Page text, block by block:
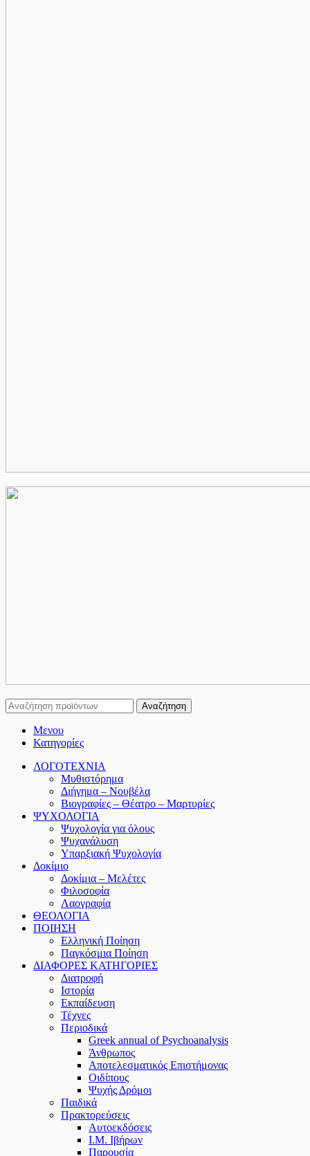
Αναζήτηση
Μενου
Κατηγορίες
ΛΟΓΟΤΕΧΝΙΑ
Μυθιστόρημα
Διήγημα – Νουβέλα
Βιογραφίες – Θέατρο – Μαρτυρίες
ΨΥΧΟΛΟΓΙΑ
Ψυχολογία για όλους
Ψυχανάλυση
Υπαρξιακή Ψυχολογία
Δοκίμιο
Δοκίμια – Μελέτες
Φιλοσοφία
Λαογραφία
ΘΕΟΛΟΓΙΑ
ΠΟΙΗΣΗ
Ελληνική Ποίηση
Παγκόσμια Ποίηση
ΔΙΑΦΟΡΕΣ ΚΑΤΗΓΟΡΙΕΣ
Διατροφή
Ιστορία
Εκπαίδευση
Τέχνες
Περιοδικά
Greek annual of Psychoanalysis
Άνθρωπος
Αποτελεσματικός Επιστήμονας
Οιδίπους
Ψυχής Δρόμοι
Παιδικά
Πρακτoρεύσεις
Αυτοεκδόσεις
Ι.Μ. Ιβήρων
Παρουσία